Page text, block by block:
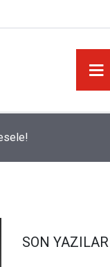
SON YAZILAR